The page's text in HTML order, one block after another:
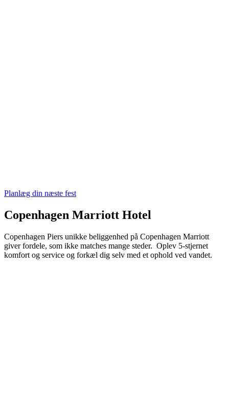
Planlæg din næste fest
Copenhagen Marriott Hotel
Copenhagen Piers unikke beliggenhed på Copenhagen Marriott
giver fordele, som ikke matches mange steder. Oplev 5-stjernet
komfort og service og forkæl dig selv med et ophold ved vandet.